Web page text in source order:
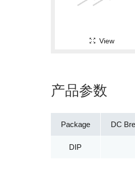
View
产品参数
Package
DIP
DC